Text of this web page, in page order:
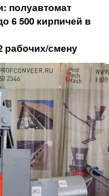
полуавтомат
6 500 кирпичей в
рабочих/смену